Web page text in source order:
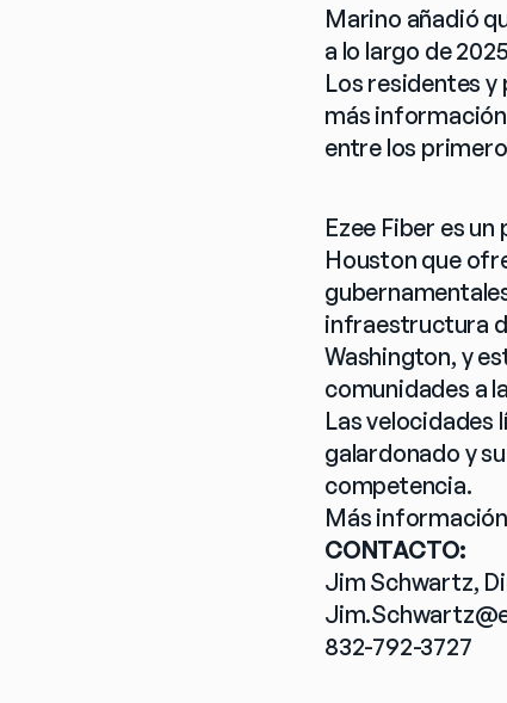
Marino añadió
a lo largo de
Los residentes
más
entre los
Ezee Fiber es
Houston que
infraestructura
Washington, y
comunidades a
Las velocidades
galardonado y
competencia.
Más
CONTACTO:
Jim Schwartz,
832-792-3727